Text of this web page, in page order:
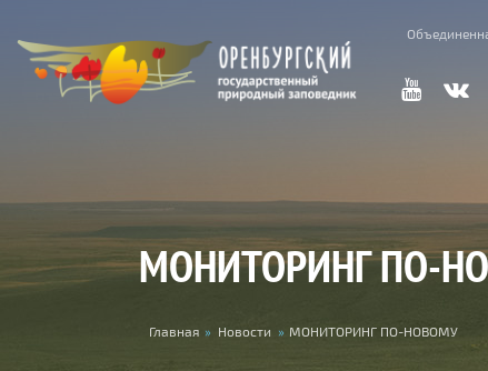
МОНИТОРИНГ ПО-
You are here
Главная » Новости » МОНИТОРИНГ ПО-НОВОМУ